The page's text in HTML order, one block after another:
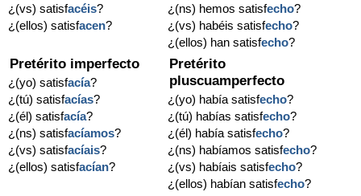
¿(vs) satisfacéis?
¿(ellos) satisfacen?
¿(ns) hemos satisfecho?
¿(vs) habéis satisfecho?
¿(ellos) han satisfecho?
Pretérito imperfecto
¿(yo) satisfacía?
¿(tú) satisfacías?
¿(él) satisfacía?
¿(ns) satisfacíamos?
¿(vs) satisfacíais?
¿(ellos) satisfacían?
Pretérito
pluscuamperfecto
¿(yo) había satisfecho?
¿(tú) habías satisfecho?
¿(él) había satisfecho?
¿(ns) habíamos satisfecho?
¿(vs) habíais satisfecho?
¿(ellos) habían satisfecho?